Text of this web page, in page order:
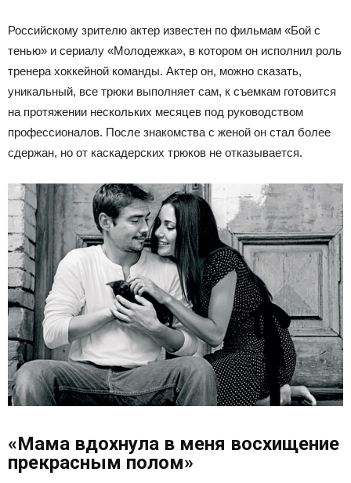
Российскому зрителю актер известен по фильмам «Бой с
тенью» и сериалу «Молодежка», в котором он исполнил роль
тренера хоккейной команды. Актер он, можно сказать,
уникальный, все трюки выполняет сам, к съемкам готовится
на протяжении нескольких месяцев под руководством
профессионалов. После знакомства с женой он стал более
сдержан, но от каскадерских трюков не отказывается.
«Мама вдохнула в меня восхищение
прекрасным полом»